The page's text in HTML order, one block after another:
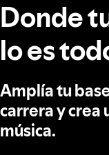
Donde
lo es
Amplía tu
carrera y crea
música.